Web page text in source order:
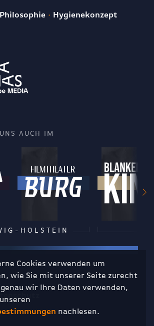
Cookies verwenden um
wie Sie mit unserer Seite zurecht
wir Ihre Daten verwenden,
nachlesen.
Hygienekonzept
AUCH IM
HOLSTEIN